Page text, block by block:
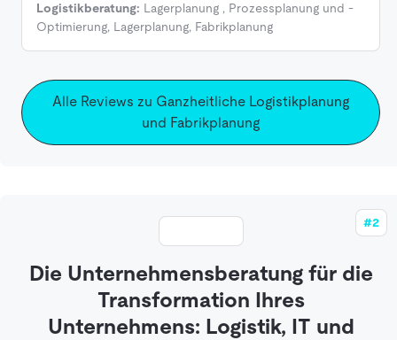
Logistikberatung: Lagerplanung , Prozessplanung und -
Optimierung, Lagerplanung, Fabrikplanung
Alle Reviews zu Ganzheitliche Logistikplanung
und Fabrikplanung
#2
Die Unternehmensberatung für die
Transformation Ihres
Unternehmens: Logistik, IT und